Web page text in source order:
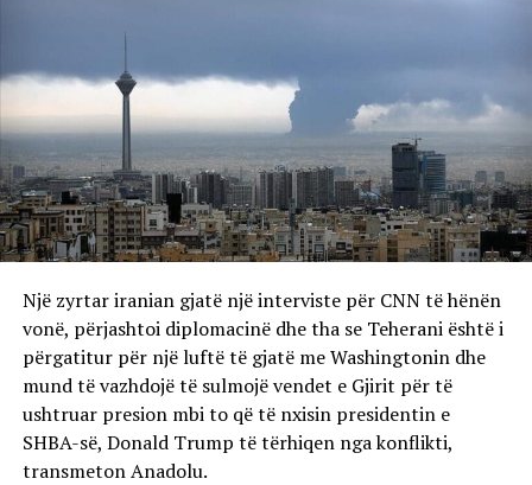
Një zyrtar iranian gjatë një interviste për CNN të hënën
vonë, përjashtoi diplomacinë dhe tha se Teherani është i
përgatitur për një luftë të gjatë me Washingtonin dhe
mund të vazhdojë të sulmojë vendet e Gjirit për të
ushtruar presion mbi to që të nxisin presidentin e
SHBA-së, Donald Trump të tërhiqen nga konflikti,
transmeton Anadolu.